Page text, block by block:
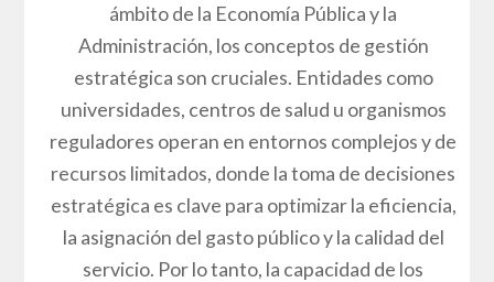
ámbito de la Economía Pública y la
Administración, los conceptos de gestión
estratégica son cruciales. Entidades como
universidades, centros de salud u organismos
reguladores operan en entornos complejos y de
recursos limitados, donde la toma de decisiones
estratégica es clave para optimizar la eficiencia,
la asignación del gasto público y la calidad del
servicio. Por lo tanto, la capacidad de los